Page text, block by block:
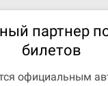
партнер
билетов
официальным